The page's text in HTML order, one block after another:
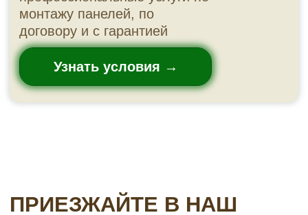
Консультация
🔒 Мы не передаём данные третьим лицам и не шлём
Сколько стоят фасадные панели Ю-